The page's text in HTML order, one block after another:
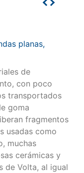
planas,
de
con poco
transportados
goma
fragmentos
usadas como
muchas
cerámicas y
de Volta, al igual